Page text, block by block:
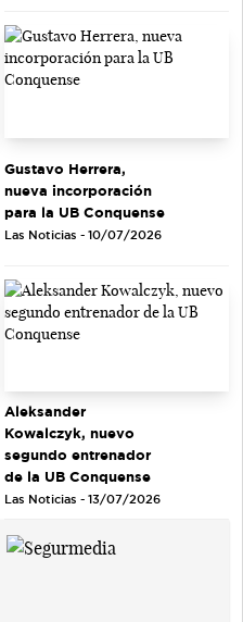
Gustavo Herrera,
nueva incorporación
para la UB Conquense
Las Noticias - 10/07/2026
Aleksander
Kowalczyk, nuevo
segundo entrenador
de la UB Conquense
Las Noticias - 13/07/2026